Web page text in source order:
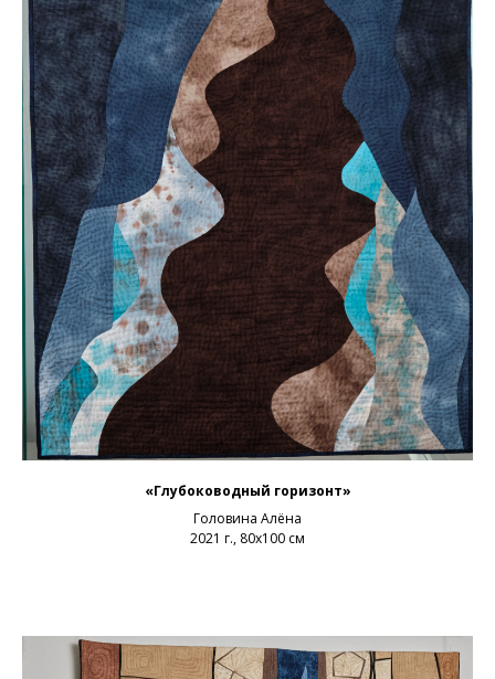
«Глубоководный горизонт»
Головина Алёна
2021 г., 80х100 см